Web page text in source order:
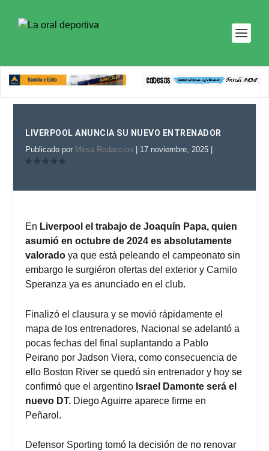
LIVERPOOL ANUNCIA SU NUEVO ENTRENADOR
Publicado por Mesa Redaccion 17 noviembre, 2025
En Liverpool el trabajo de Joaquín Papa, quien
asumió en octubre de 2024 es absolutamente
valorado ya que está peleando el campeonato sin
embargo le surgiéron ofertas del exterior y Camilo
Speranza ya es anunciado en el club.
Finalizó el clausura y se movió rápidamente el
mapa de los entrenadores, Nacional se adelantó a
pocas fechas del final suplantando a Pablo
Peirano por Jadson Viera, como consecuencia de
ello Boston River se quedó sin entrenador y hoy se
confirmó que el argentino Israel Damonte será el
nuevo DT. Diego Aguirre aparece firme en
Peñarol.
Defensor Sporting tomó la decisión de no renovar